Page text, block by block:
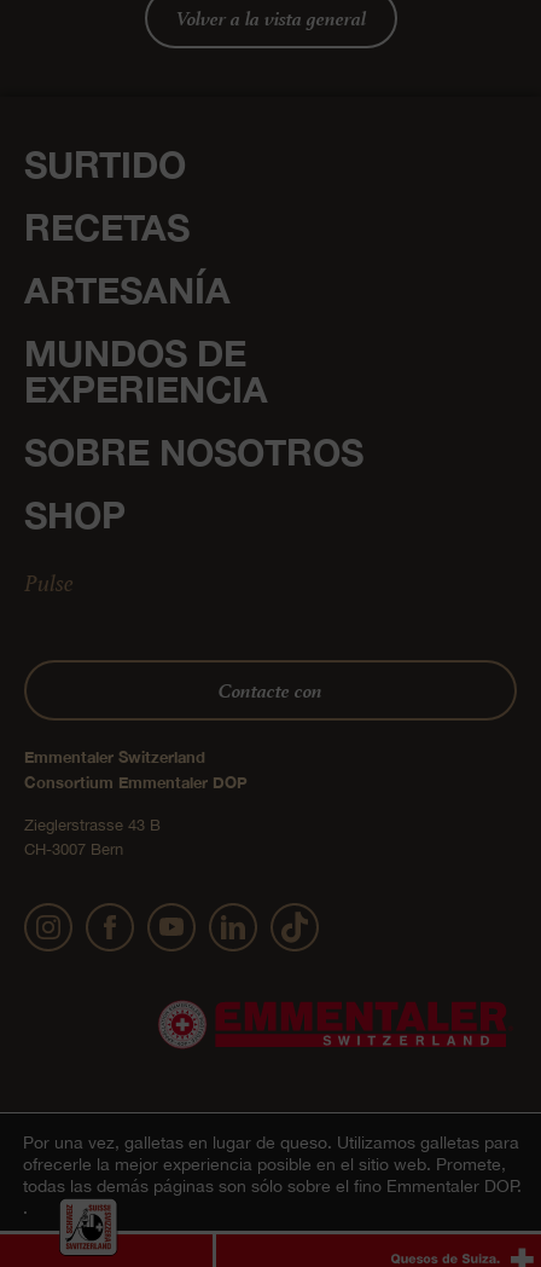
Volver a la vista general
SURTIDO
RECETAS
ARTESANÍA
MUNDOS DE
EXPERIENCIA
SOBRE NOSOTROS
SHOP
Pulse
Contacte con
Emmentaler Switzerland
Consortium Emmentaler DOP
Zieglerstrasse 43 B
CH-3007 Bern
© 2022 Emmentaler AOP | Impressum
Declaración sobre la protección de datos
personales|AGB Onlineshop|Cookie – Explicación
Por una vez, galletas en lugar de queso. Utilizamos galletas para
ofrecerle la mejor experiencia posible en el sitio web. Promete,
todas las demás páginas son sólo sobre el fino Emmentaler DOP.
.
De acuerdo